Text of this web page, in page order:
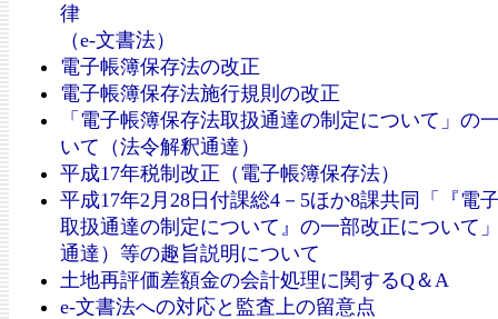
律
（e-文書法）
電子帳簿保存法の改正
電子帳簿保存法施行規則の改正
「電子帳簿保存法取扱通達の制定について」の
いて（法令解釈通達）
平成17年税制改正（電子帳簿保存法）
平成17年2月28日付課総4－5ほか8課共同「『電
取扱通達の制定について』の一部改正について
通達）等の趣旨説明について
土地再評価差額金の会計処理に関するQ＆A
e-文書法への対応と監査上の留意点